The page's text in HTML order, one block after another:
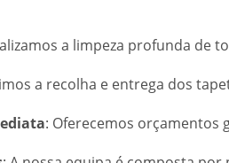
a limpeza profunda de
a recolha e entrega dos
: Oferecemos orçamentos